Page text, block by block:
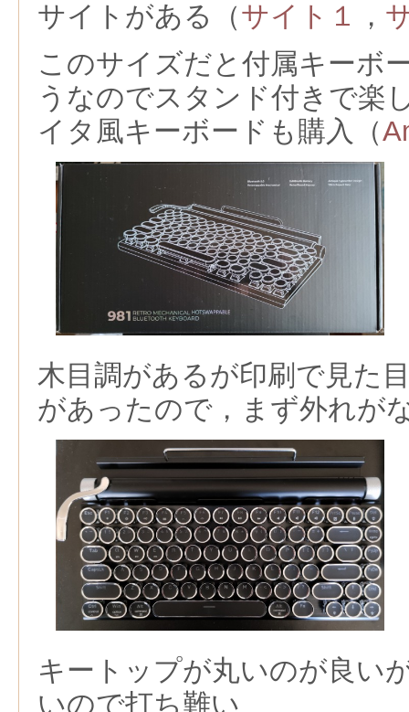
サイトがある（サイト１ ，
このサイズだと付属キーボ
うなのでスタンド付きで楽
イタ風キーボードも購入（
木目調があるが印刷で見た
があったので，まず外れが
キートップが丸いのが良い
いので打ち難い